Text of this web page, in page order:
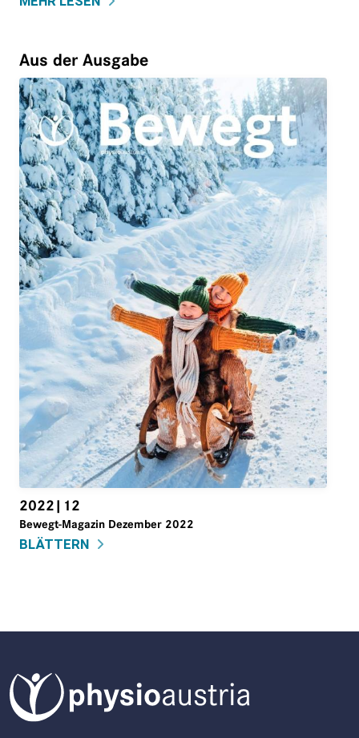
Aus der Ausgabe
2022|12
Bewegt-Magazin Dezember 2022
BLÄTTERN